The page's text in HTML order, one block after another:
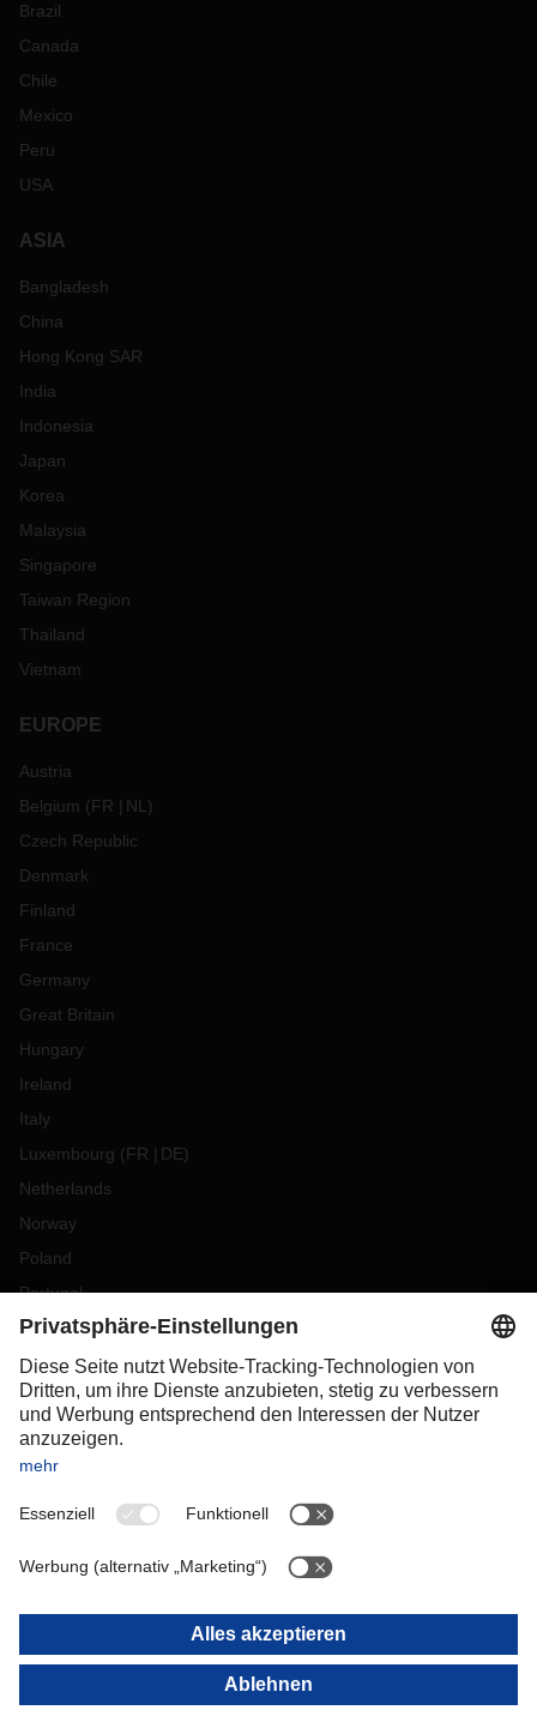
Brazil
Canada
Chile
Mexico
Peru
USA
ASIA
Bangladesh
China
Hong Kong SAR
India
Indonesia
Japan
Korea
Malaysia
Singapore
Taiwan Region
Thailand
Vietnam
EUROPE
Austria
Belgium (FR NL )
Czech Republic
Denmark
Finland
France
Germany
Great Britain
Hungary
Ireland
Italy
Luxembourg (FR DE)
Netherlands
Norway
Poland
Portugal
Romania
Slovakia
Spain
Sweden
Switzerland
OCEANIA